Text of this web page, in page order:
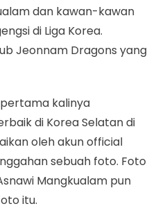
dan kawan-kawan
di Liga Korea.
Jeonnam Dragons yang
kalinya
di Korea Selatan di
oleh akun official
sebuah foto. Foto
Mangkualam pun
itu.